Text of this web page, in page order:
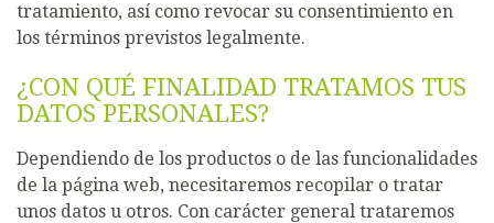
tratamiento, así como revocar su consentimiento en
los términos previstos legalmente.
¿CON QUÉ FINALIDAD TRATAMOS TUS
DATOS PERSONALES?
Dependiendo de los productos o de las funcionalidades
de la página web, necesitaremos recopilar o tratar
unos datos u otros. Con carácter general trataremos